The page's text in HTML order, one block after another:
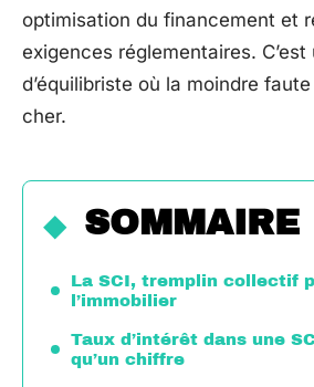
optimisation du financement et
exigences réglementaires.
d’équilibriste où la moindre
cher.
SOMMAIRE
La SCI, tremplin collectif
l’immobilier
Taux d’intérêt dans une
qu’un chiffre